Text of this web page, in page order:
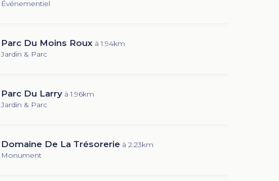
Événementiel
Parc Du Moins Roux à 1.94km
Jardin & Parc
Parc Du Larry à 1.96km
Jardin & Parc
Domaine De La Trésorerie à 2.23km
Monument